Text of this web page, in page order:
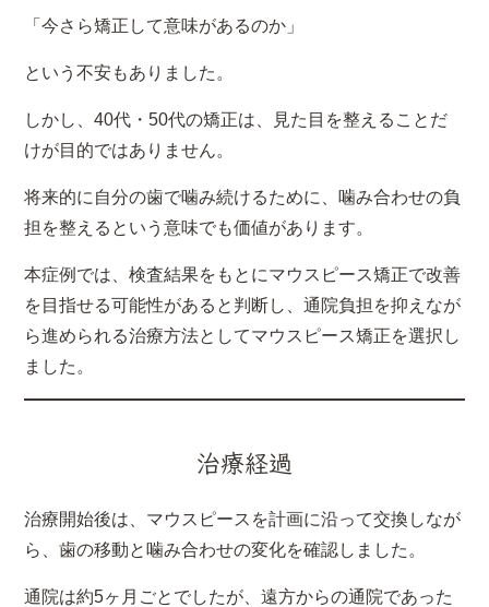
「今さら矯正して意味があるのか」
という不安もありました。
しかし、40代・50代の矯正は、見た目を整えることだ
けが目的ではありません。
将来的に自分の歯で噛み続けるために、噛み合わせの負
担を整えるという意味でも価値があります。
本症例では、検査結果をもとにマウスピース矯正で改善
を目指せる可能性があると判断し、通院負担を抑えなが
ら進められる治療方法としてマウスピース矯正を選択し
ました。
治療経過
治療開始後は、マウスピースを計画に沿って交換しなが
ら、歯の移動と噛み合わせの変化を確認しました。
通院は約5ヶ月ごとでしたが、遠方からの通院であった